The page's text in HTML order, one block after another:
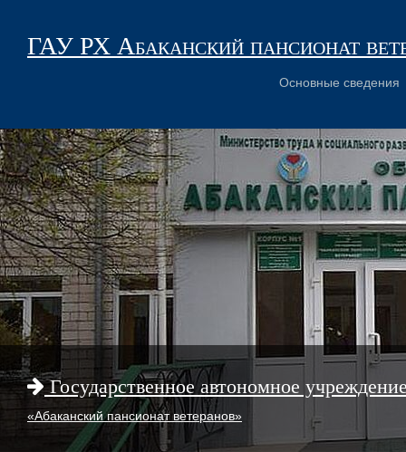
ГАУ РХ Абаканский пансионат
Основные сведения
Государственное автономное
«Абаканский пансионат ветеранов»